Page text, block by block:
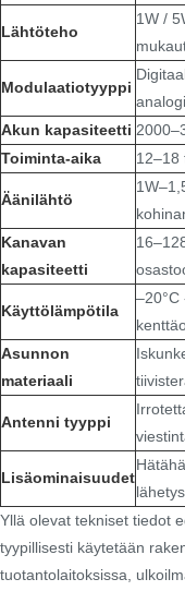
Lähtöteho
1W /
Modulaatiotyyppi
Akun kapasiteetti
Toiminta-aika
12–18
Äänilähtö
Kanavan
kapasiteetti
Käyttölämpötila
–20°C
Asunnon
materiaali
Antenni tyyppi
Lisäominaisuudet
Yllä olevat tekniset tiedot
tyypillisesti käytetään
tuotantolaitoksissa,